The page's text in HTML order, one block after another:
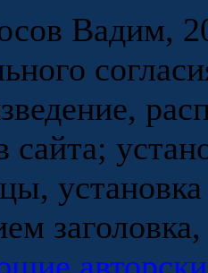
Вадим,
сайта;